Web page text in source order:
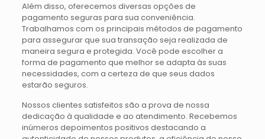
Além disso, oferecemos diversas opções de
pagamento seguras para sua conveniência.
Trabalhamos com os principais métodos de pagamento
para assegurar que sua transação seja realizada de
maneira segura e protegida. Você pode escolher a
forma de pagamento que melhor se adapta às suas
necessidades, com a certeza de que seus dados
estarão seguros.
Nossos clientes satisfeitos são a prova de nossa
dedicação à qualidade e ao atendimento. Recebemos
inúmeros depoimentos positivos destacando a